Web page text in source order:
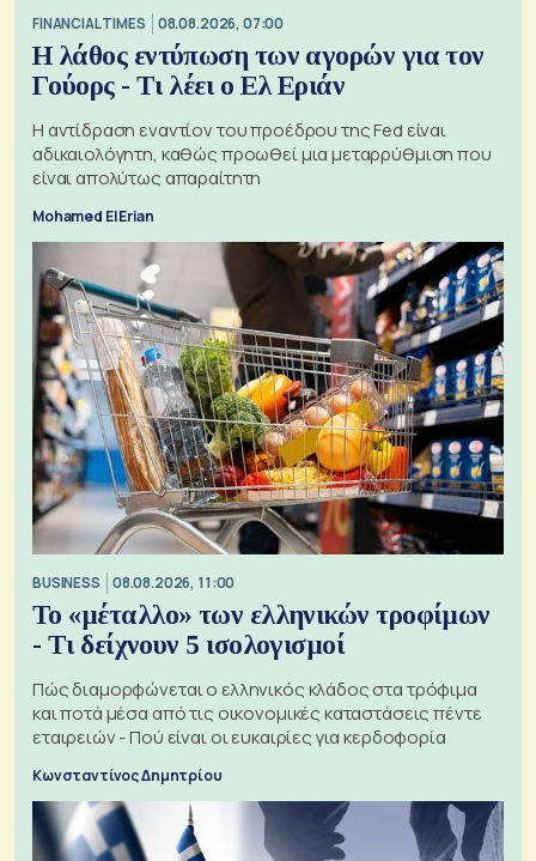
FINANCIAL TIMES 08.08.2026, 07:00
Η λάθος εντύπωση των αγορών για τον
Γούορς - Τι λέει ο Ελ Εριάν
Η αντίδραση εναντίον του προέδρου της Fed είναι
αδικαιολόγητη, καθώς προωθεί μια μεταρρύθμιση που
είναι απολύτως απαραίτητη
Mohamed El Erian
BUSINESS 08.08.2026, 11:00
Το «μέταλλο» των ελληνικών τροφίμων
- Τι δείχνουν 5 ισολογισμοί
Πώς διαμορφώνεται ο ελληνικός κλάδος στα τρόφιμα
και ποτά μέσα από τις οικονομικές καταστάσεις πέντε
εταιρειών - Πού είναι οι ευκαιρίες για κερδοφορία
Κωνσταντίνος Δημητρίου